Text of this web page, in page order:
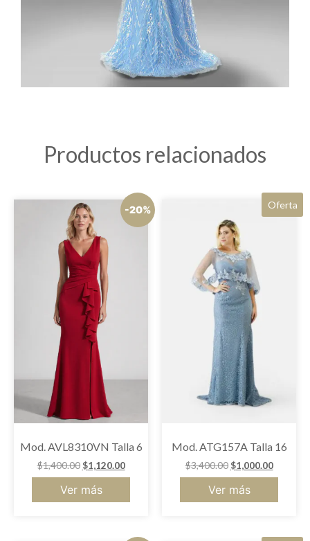
Productos relacionados
-20%
Mod. AVL8310VN Talla 6
$1,400.00 $1,120.00
Ver más
Oferta
Mod. ATG157A Talla 16
$3,400.00 $1,000.00
Ver más